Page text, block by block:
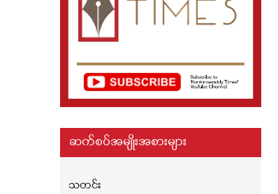
ဆက်စပ်အမျိုးအစားများ
သတင်း